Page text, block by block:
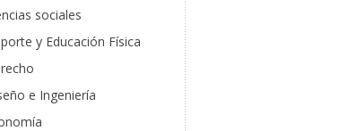
sociales
y Educación Física
e Ingeniería